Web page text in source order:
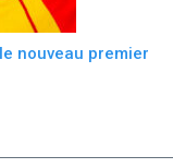
nouveau premier